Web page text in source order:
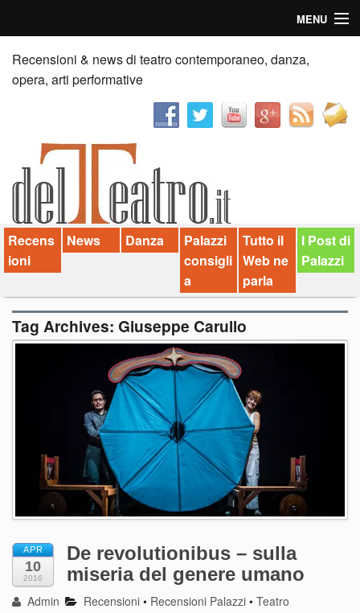
MENU
Home
Recensioni
News
Palazzi consiglia
Video
Chi siamo
Contatti
Recensioni & news di teatro contemporaneo, danza,
opera, arti performative
Recens
ioni
News Danza
Palazzi
consigli
a
Tutto il
Web ne
parla
I Post di
Palazzi
Tag Archives: Giuseppe Carullo
APR
10
2016
De revolutionibus – sulla
miseria del genere umano
Admin Recensioni • Recensioni Palazzi •Teatro